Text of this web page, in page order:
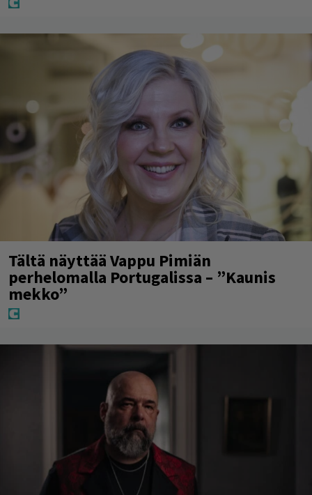
Tältä näyttää Vappu Pimiän
perhelomalla Portugalissa – ”Kaunis
mekko”